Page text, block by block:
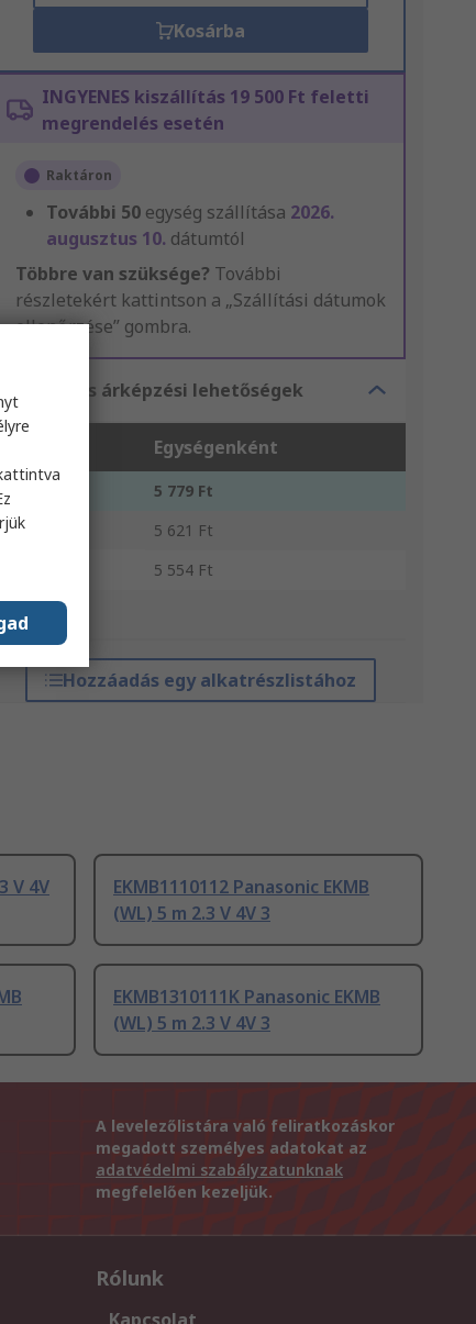
Kosárba
INGYENES kiszállítás 19 500 Ft feletti
megrendelés esetén
Raktáron
További 50 egység szállítása 2026.
augusztus 10. dátumtól
Többre van szüksége? További
részletekért kattintson a „Szállítási dátumok
ellenőrzése” gombra.
Tömeges árképzési lehetőségek
Egységenként
5 779 Ft
10 - 19
5 621 Ft
5 554 Ft
Hozzáadás egy alkatrészlistához
V 4V
EKMB1110112 Panasonic EKMB
(WL) 5 m 2.3 V 4V 3
EKMB1310111K Panasonic EKMB
(WL) 5 m 2.3 V 4V 3
A levelezőlistára való feliratkozáskor
megadott személyes adatokat az
adatvédelmi szabályzatunknak
megfelelően kezeljük.
Rólunk